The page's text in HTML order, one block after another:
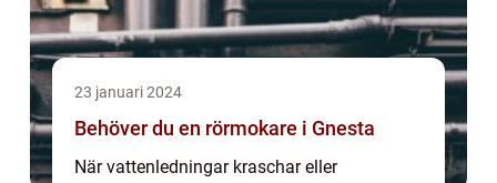
23 januari 2024
Behöver du en rörmokare i Gnesta
När vattenledningar kraschar eller